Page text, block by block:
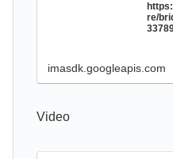
re/
imasdk.googleapis.com
Video